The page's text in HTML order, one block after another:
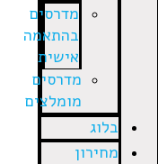
מדרסים
בהתאמה
אישית
מדרסים
מומלצים
בלוג
מחירון